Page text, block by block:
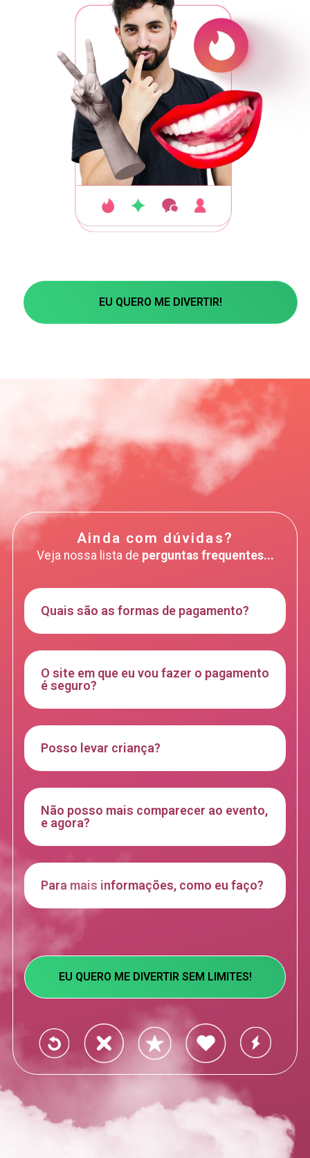
EU QUERO ME DIVERTIR!
Ainda com dúvidas?
Veja nossa lista de perguntas frequentes...
Quais são as formas de pagamento?
O site em que eu vou fazer o pagamento
é seguro?
Posso levar criança?
Não posso mais comparecer ao evento,
e agora?
Para mais informações, como eu faço?
EU QUERO ME DIVERTIR SEM LIMITES!